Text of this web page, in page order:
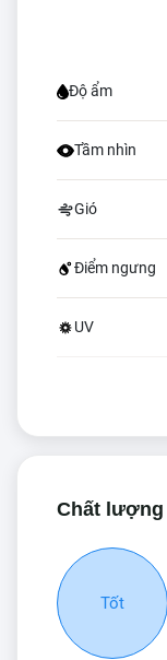
Độ ẩm
Tầm nhìn
Gió
Điểm ngưng
UV
Chất
Tốt